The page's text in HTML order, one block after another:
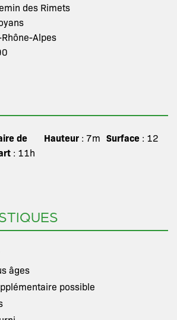
des Rimets
Alpes
de
: 11h
Hauteur : 7m Surface: 12
âges
possible